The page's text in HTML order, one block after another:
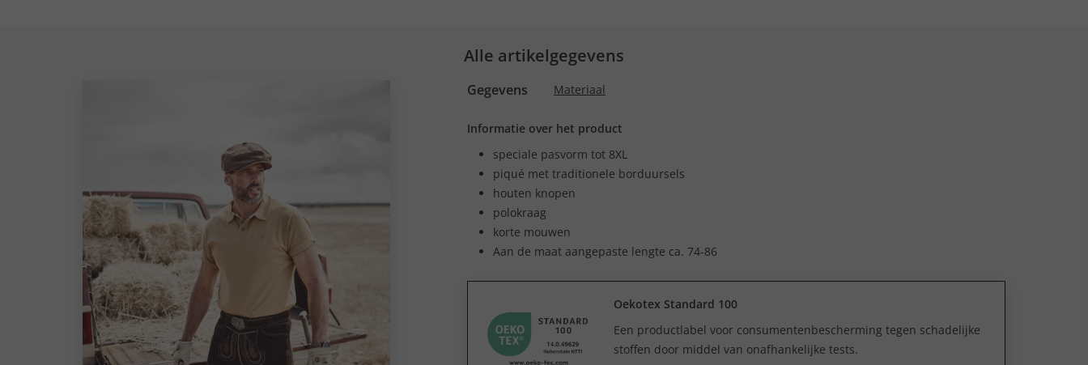
Alle artikelgegevens
Gegevens Materiaal
Informatie over het product
speciale pasvorm tot 8XL
piqué met traditionele borduursels
houten knopen
polokraag
korte mouwen
Aan de maat aangepaste lengte ca. 74-86
Oekotex Standard 100
Een productlabel voor consumentenbescherming tegen schadelijke
stoffen door middel van onafhankelijke tests.